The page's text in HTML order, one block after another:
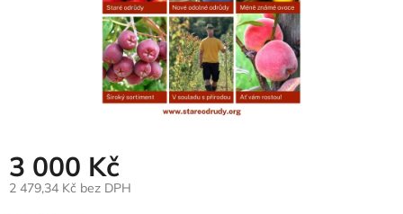
3 000 Kč
2 479,34 Kč bez DPH